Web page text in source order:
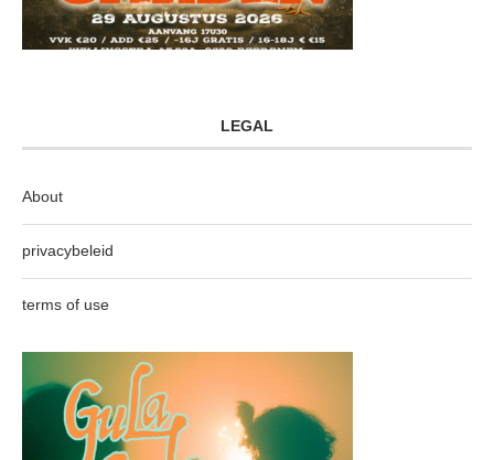
LEGAL
About
privacybeleid
terms of use